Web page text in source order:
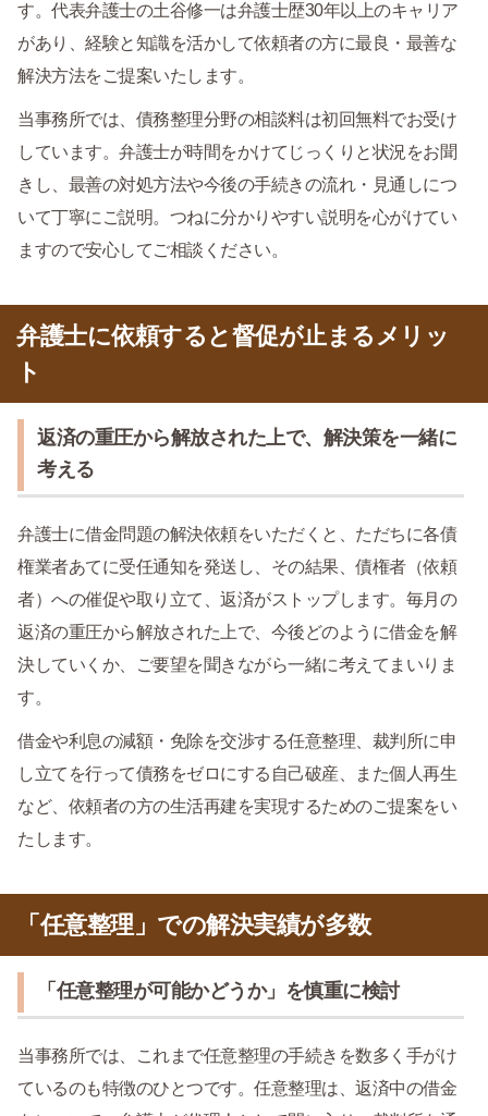
す。代表弁護士の土谷修一は弁護士歴30年以上のキャリア
があり、経験と知識を活かして依頼者の方に最良・最善な
解決方法をご提案いたします。
当事務所では、債務整理分野の相談料は初回無料でお受け
しています。弁護士が時間をかけてじっくりと状況をお聞
きし、最善の対処方法や今後の手続きの流れ・見通しにつ
いて丁寧にご説明。つねに分かりやすい説明を心がけてい
ますので安心してご相談ください。
弁護士に依頼すると督促が止まるメリッ
ト
返済の重圧から解放された上で、解決策を一緒に
考える
弁護士に借金問題の解決依頼をいただくと、ただちに各債
権業者あてに受任通知を発送し、その結果、債権者（依頼
者）への催促や取り立て、返済がストップします。毎月の
返済の重圧から解放された上で、今後どのように借金を解
決していくか、ご要望を聞きながら一緒に考えてまいりま
す。
借金や利息の減額・免除を交渉する任意整理、裁判所に申
し立てを行って債務をゼロにする自己破産、また個人再生
など、依頼者の方の生活再建を実現するためのご提案をい
たします。
「任意整理」での解決実績が多数
「任意整理が可能かどうか」を慎重に検討
当事務所では、これまで任意整理の手続きを数多く手がけ
ているのも特徴のひとつです。任意整理は、返済中の借金